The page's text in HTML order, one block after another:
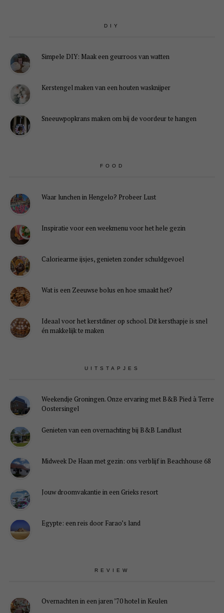
DIY
Simpele DIY: Maak een geurroos van watten
Kerstengel maken van een houten wasknijper
Sneeuwpopkrans maken om bij de voordeur te hangen
FOOD
Waar lunchen in Hengelo? Probeer Lust
Inspiratie voor een weekmenu voor het hele gezin
Caloriearme ijsjes, genieten zonder schuldgevoel
Wat is een Zeeuwse bolus en hoe smaakt het?
Ideaal voor het kerstdiner op school. Dit kersthapje is snel
én makkelijk te maken
UITSTAPJES
Weekendje Groningen. Onze ervaring met B&B Pied à Terre
Oostersingel
Genieten van een overnachting bij B&B Landlust
Midweek De Haan met gezin: ons verblijf in Beachhouse 68
Jouw droomvakantie in een Grieks resort
Egypte: een reis door Farao’s land
REVIEW
Overnachten in een jaren ’70 hotel in Keulen